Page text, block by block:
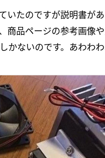
いたのですが説明書が
商品ページの参考画像
かないのです。あわわ